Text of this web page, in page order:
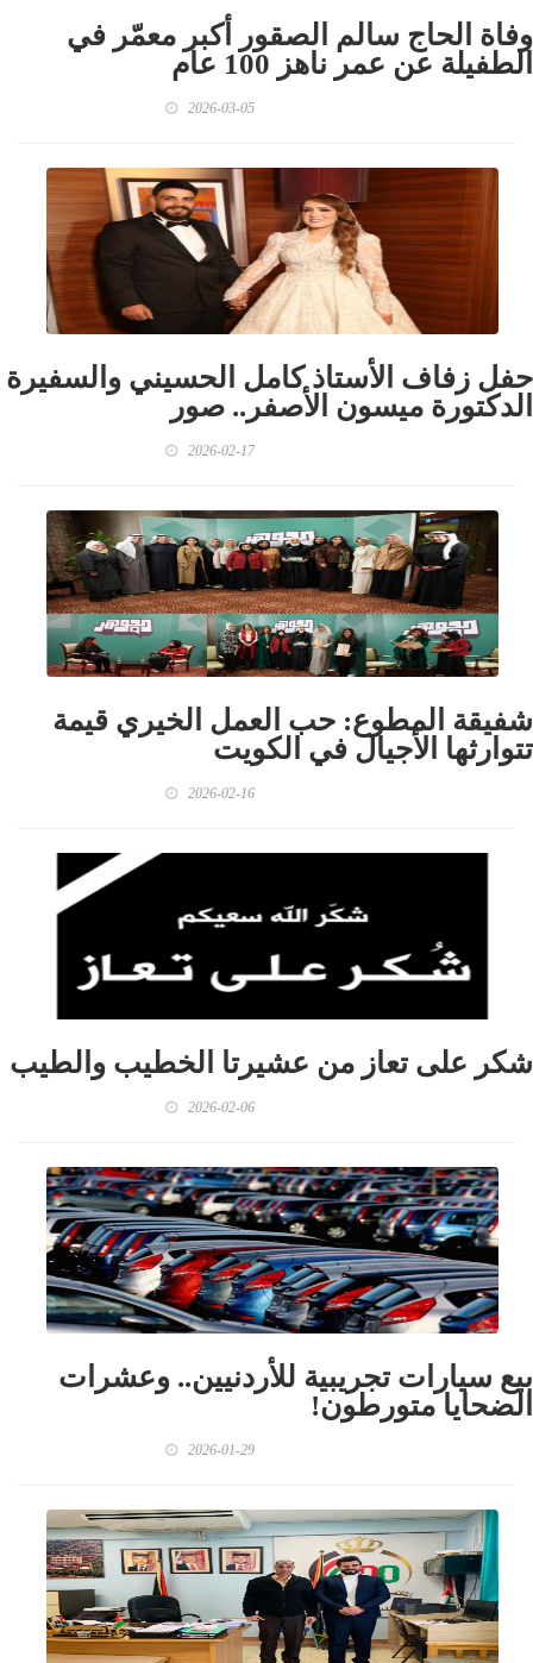
وفاة الحاج سالم الصقور أكبر معمّر في
الطفيلة عن عمر ناهز 100 عام
2026-03-05
حفل زفاف الأستاذ كامل الحسيني والسفيرة
الدكتورة ميسون الأصفر.. صور
2026-02-17
شفيقة المطوع: حب العمل الخيري قيمة
تتوارثها الأجيال في الكويت
2026-02-16
شكر على تعاز من عشيرتا الخطيب والطيب
2026-02-06
بيع سيارات تجريبية للأردنيين.. وعشرات
الضحايا متورطون!
2026-01-29